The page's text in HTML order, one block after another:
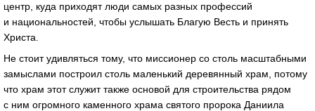
центр, куда приходят люди самых разных профессий
и национальностей, чтобы услышать Благую Весть и принять
Христа.
Не стоит удивляться тому, что миссионер со столь масштабными
замыслами построил столь маленький деревянный храм, потому
что храм этот служит также основой для строительства рядом
с ним огромного каменного храма святого пророка Даниила